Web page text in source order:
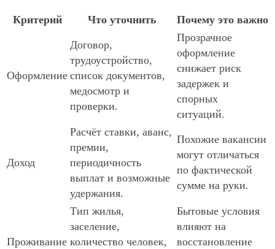
Критерий Что уточнить Почему это важно
Оформление
Договор,
трудоустройство,
список документов,
медосмотр и
проверки.
Прозрачное
оформление
снижает риск
задержек и
спорных
ситуаций.
Доход
Расчёт ставки, аванс,
премии,
периодичность
выплат и возможные
удержания.
Похожие вакансии
могут отличаться
по фактической
сумме на руки.
Проживание
Тип жилья,
заселение,
количество человек,
Бытовые условия
влияют на
восстановление